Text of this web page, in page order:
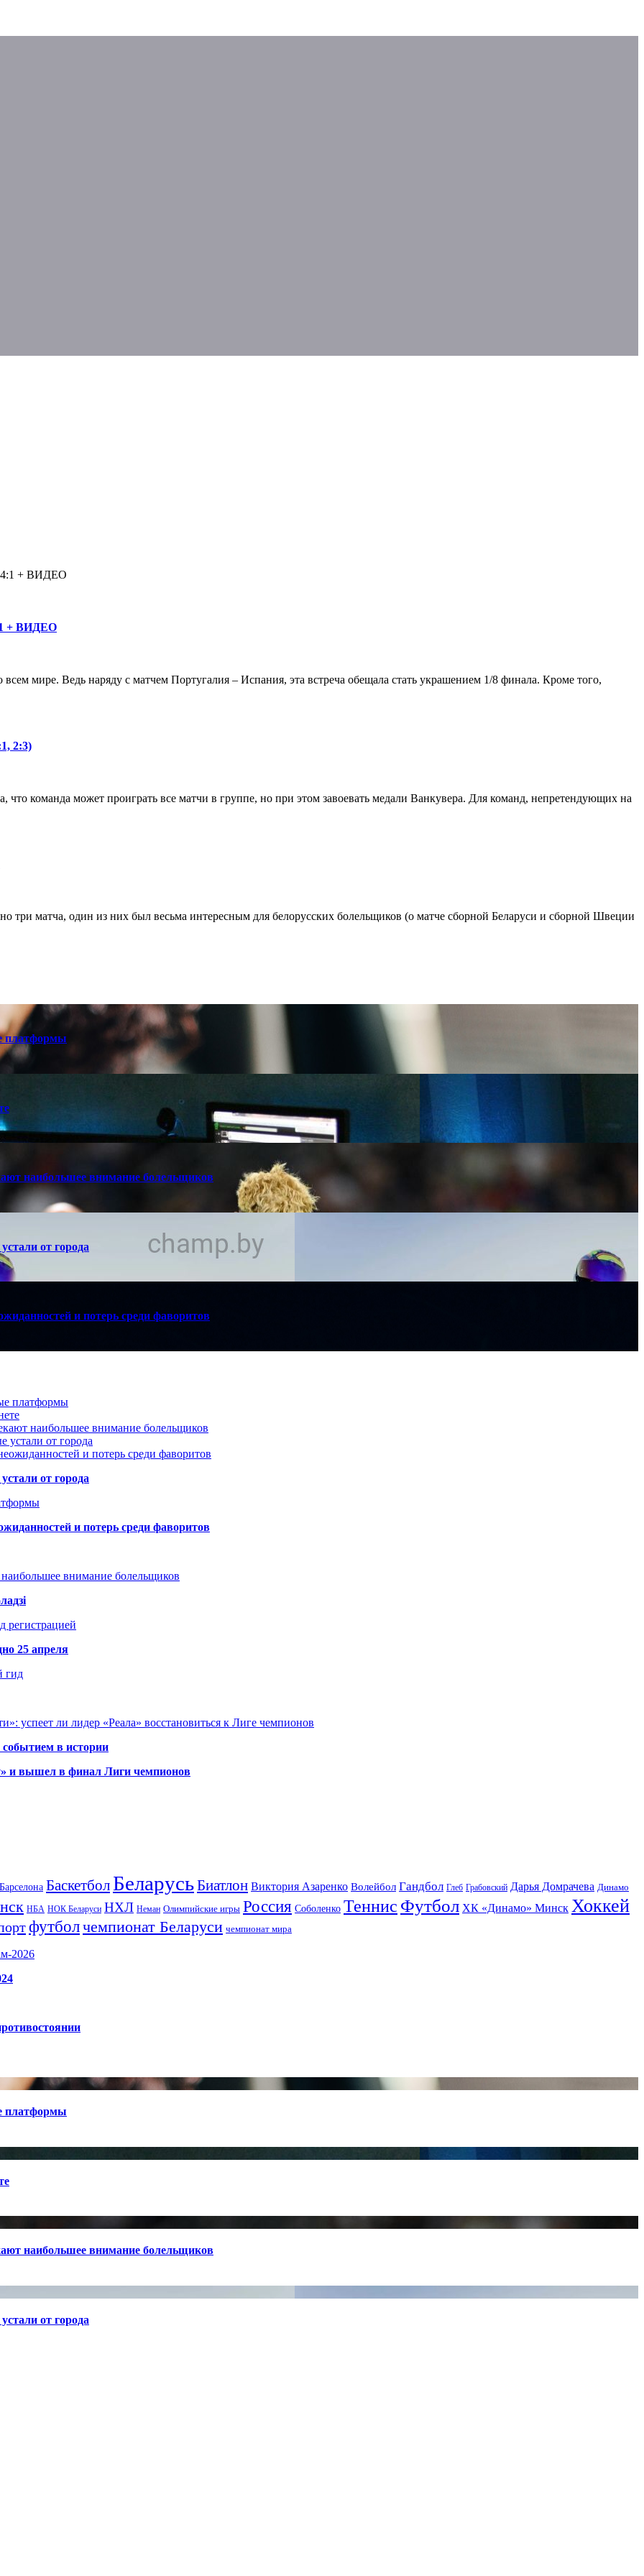
4:1 + ВИДЕО
+ ВИДЕО
мире. Ведь наряду с матчем Португалия – Испания, эта встреча обещала стать украшением 1/8 финала. Кроме того,
2:3)
команда может проиграть все матчи в группе, но при этом завоевать медали Ванкувера. Для команд, непретендующих на
три матча, один из них был весьма интересным для белорусских болельщиков (о матче сборной Беларуси и сборной Швеции
платформы
наибольшее внимание болельщиков
от города
и потерь среди фаворитов
платформы
наибольшее внимание болельщиков
устали от города
и потерь среди фаворитов
от города
и потерь среди фаворитов
внимание болельщиков
регистрацией
25 апреля
гид
успеет ли лидер «Реала» восстановиться к Лиге чемпионов
в истории
и вышел в финал Лиги чемпионов
Барселона Баскетбол БеларусьБиатлон Виктория Азаренко Волейбол Гандбол Глеб Грабовский Дарья Домрачева Динамо
НБА НОК Беларуси НХЛ Неман Олимпийские игры Россия Соболенко Теннис Футбол ХК «Динамо» Минск Хоккей
футболчемпионат Беларуси чемпионат мира
2026
платформы
наибольшее внимание болельщиков
от города